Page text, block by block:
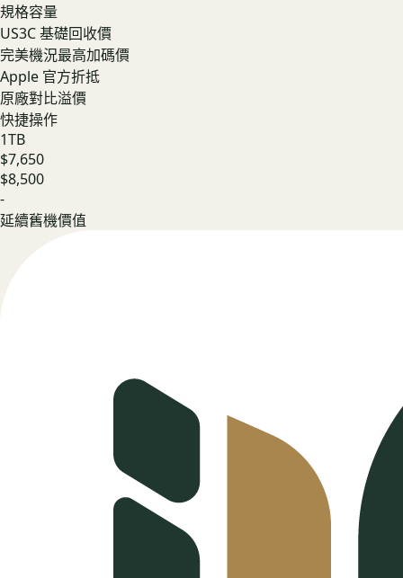
規格容量
US3C 基礎回收價
完美機況最高加碼價
Apple 官方折抵
原廠對比溢價
快捷操作
1TB
$7,650
$8,500
-
延續舊機價值